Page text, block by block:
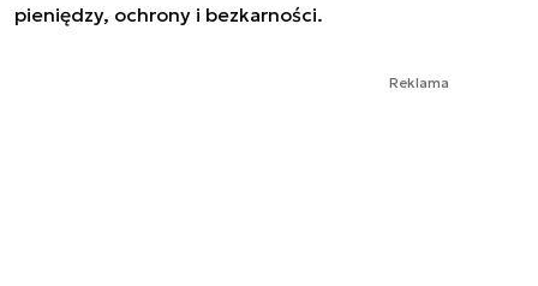
pieniędzy, ochrony i bezkarności.
Reklama